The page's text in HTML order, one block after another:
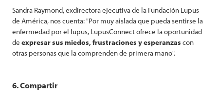
Sandra Raymond, exdirectora ejecutiva de la Fundación Lupus
de América, nos cuenta: "Por muy aislada que pueda sentirse la
enfermedad por el lupus, LupusConnect ofrece la oportunidad
de expresar sus miedos, frustraciones y esperanzas con
otras personas que la comprenden de primera mano".
6. Compartir